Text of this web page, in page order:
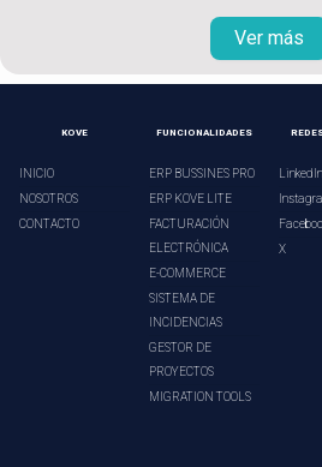
Ver más
KOVE
INICIO
NOSOTROS
CONTACTO
FUNCIONALIDADES
ERP BUSSINES PRO
ERP KOVE LITE
FACTURACIÓN
ELECTRÓNICA
E-COMMERCE
SISTEMA DE
INCIDENCIAS
GESTOR DE
PROYECTOS
MIGRATION TOOLS
LinkedIn
X